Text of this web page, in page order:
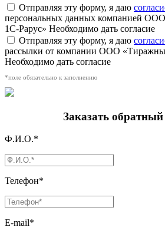
Отправляя эту форму, я даю
персональных данных компанией
1С-Рарус» Необходимо дать согласие
Отправляя эту форму, я даю
рассылки от компании ООО
Необходимо дать согласие
*поле обязательно к заполнению
Заказать
Ф.И.О.*
Телефон*
E-mail*